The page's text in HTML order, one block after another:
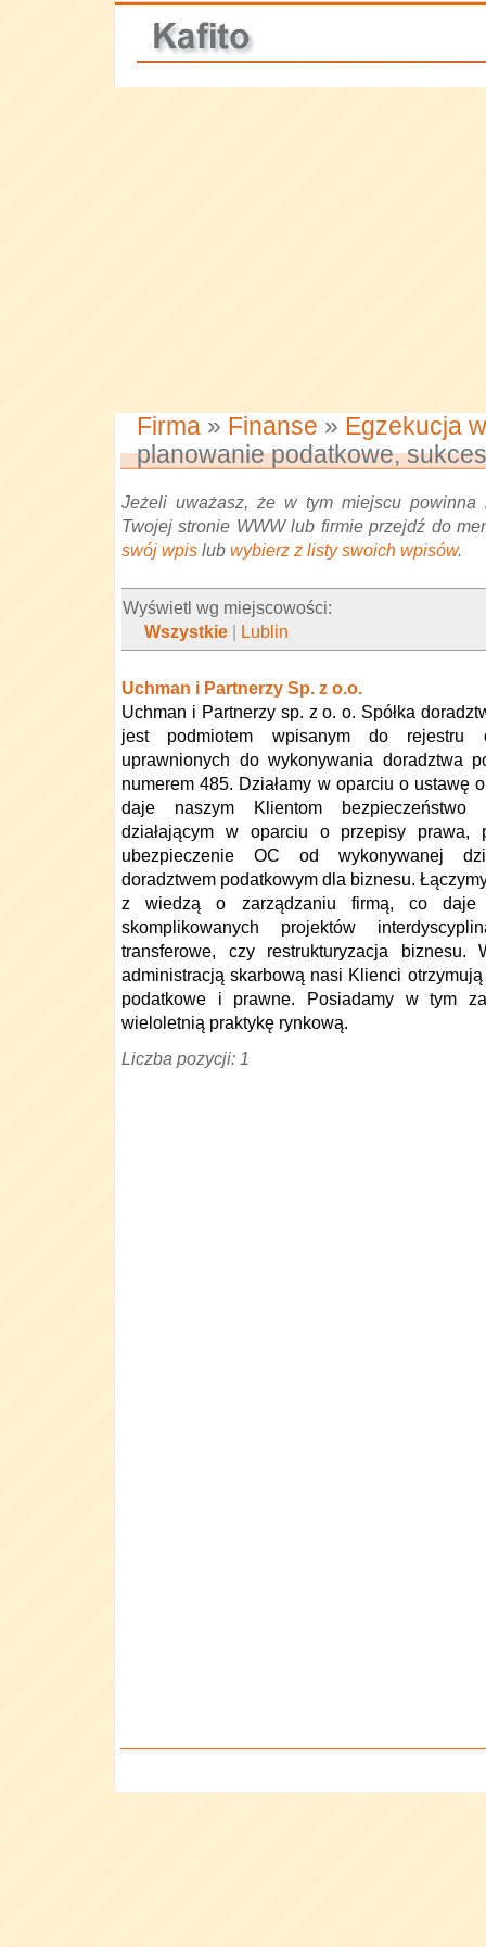
Firma » Finanse » Egzekucja
planowanie podatkowe,
Jeżeli uważasz, że w tym miejscu powinna
Twojej stronie WWW lub firmie przejdź do
swój wpis lub wybierz z listy swoich wpisów.
Wyświetl wg miejscowości:
Wszystkie | Lublin
Uchman i Partnerzy Sp. z o.o.
Uchman i Partnerzy sp. z o. o. Spółka
jest podmiotem wpisanym do rejestru
uprawnionych do wykonywania doradztwa
numerem 485. Działamy w oparciu o ustawę
daje naszym Klientom bezpieczeństwo
działającym w oparciu o przepisy prawa,
ubezpieczenie OC od wykonywanej
doradztwem podatkowym dla biznesu.
z wiedzą o zarządzaniu firmą, co daje
skomplikowanych projektów
transferowe, czy restrukturyzacja biznesu.
administracją skarbową nasi Klienci
podatkowe i prawne. Posiadamy w tym
wieloletnią praktykę rynkową.
Liczba pozycji: 1